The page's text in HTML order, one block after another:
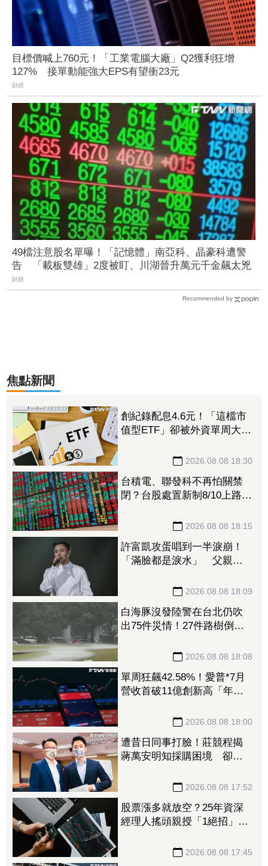
目標價喊上760元！「工業電腦大廠」Q2獲利狂增
127% 接單動能強大EPS有望衝23元
財經
49檔注意股名單曝！「記憶體」南亞科、晶豪科遭警
告 「載板雙雄」2度被盯、川湖晉升萬元千金飆太兇
財經
Recommended by
焦點新聞
創紀錄配息4.6元！「這檔市
值型ETF」卻被外資單周大砍
被抽回2億元
2026.08.08 18:30
台積電、聯發科不再怕關禁
閉？台股處置新制8/10上路！
2026.08.08 18:15
許富凱攻蛋唱到一半淚崩！
「滿臉都是淚水」 父親節
2026.08.08 18:09
白海豚沒發陸警在台北仍吹
出75件災情！27件路樹倒
2026.08.08 18:08
單周狂飆42.58%！愛普*7月
營收首破11億創新高「年增
2026.08.08 18:00
遭昔日同事打臉！莊競程揭
蔣萬安明知採購困境 卻仍
2026.08.08 17:52
股票漲多就放空？25年資深
經理人搖頭親授「1絕招」抓
2026.08.08 17:45